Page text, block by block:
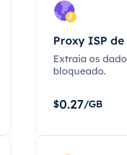
Proxy ISP
Extraia os
bloqueado.
$0.27/GB